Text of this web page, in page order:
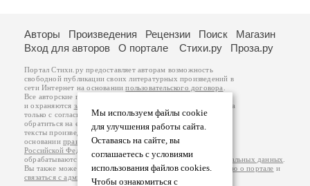
Мы используем файлы cookie
для улучшения работы сайта.
Оставаясь на сайте, вы
соглашаетесь с условиями
использования файлов cookies.
Чтобы ознакомиться с
Авторы Произведения Рецензии Поиск
Магазин
Вход для авторов
О портале Стихи.ру Проза.ру
Портал Стихи.ру предоставляет авторам возможность
свободной публикации своих литературных произведений в
сети Интернет на основаниипользовательского договора
Все авторские права на произведения принадлежат авторам
и охраняются законом
. Перепечатка произведений возможна
только с согласия его автора, к которому вы можете
обратиться на его авторской странице. Ответственность за
тексты произведений авторы несут самостоятельно на
основанииправил публикацииизаконодательства
Российской Федерации
обрабатываются на основанииПолитики обработки персональных данных
Вы также можете посмотреть более подробнуюинформацию о портале и
связаться с администрацией